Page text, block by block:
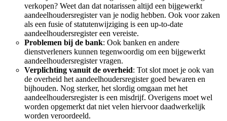
verkopen? Weet dan dat notarissen altijd een bijgewerkt
aandeelhoudersregister van je nodig hebben. Ook voor zaken
als een fusie of statutenwijziging is een up-to-date
aandeelhoudersregister een vereiste.
Problemen bij de bank: Ook banken en andere
dienstverleners kunnen tegenwoordig om een bijgewerkt
aandeelhoudersregister vragen.
Verplichting vanuit de overheid: Tot slot moet je ook van
de overheid het aandeelhoudersregister goed bewaren en
bijhouden. Nog sterker, het slordig omgaan met het
aandeelhoudersregister is een misdrijf. Overigens moet wel
worden opgemerkt dat niet velen hiervoor daadwerkelijk
worden veroordeeld.